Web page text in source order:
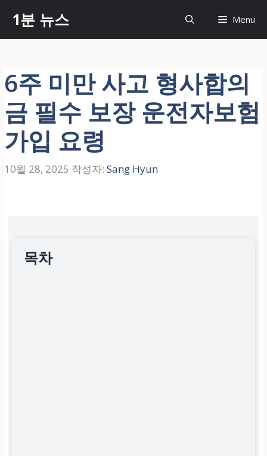
츠
너
뛰
기
1분 뉴스 Menu
6주 미만 사고 형사합의
금 필수 보장 운전자보험
가입 요령
10월 28, 2025 작성자: Sang Hyun
목차